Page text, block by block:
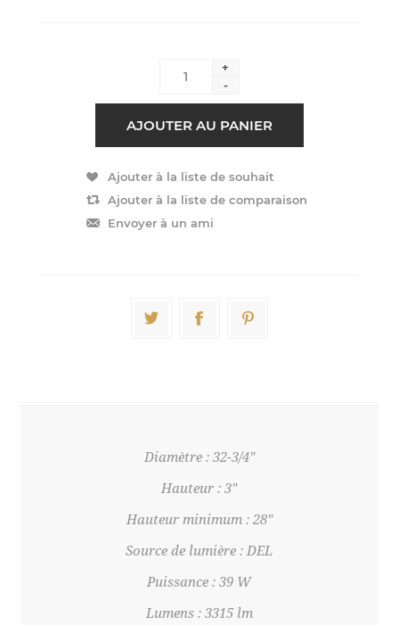
+
-
Diamètre : 32-3/4"
Hauteur : 3"
Hauteur minimum : 28"
Source de lumière : DEL
Puissance : 39 W
Lumens : 3315 lm